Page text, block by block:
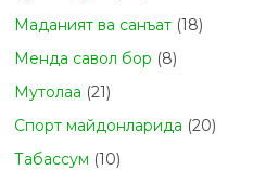
Маданият ва санъат (18)
Менда савол бор (8)
Мутолаа (21)
Спорт майдонларида (20)
Табасcум (10)